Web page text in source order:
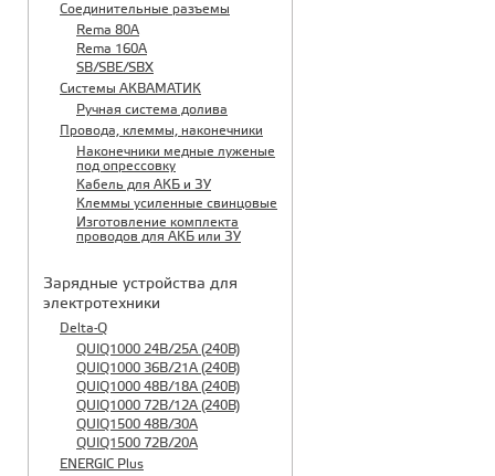
Соединительные разъемы
Rema 80A
Rema 160A
SB/SBE/SBX
Системы АКВАМАТИК
Ручная система долива
Провода, клеммы, наконечники
Наконечники медные луженые
под опрессовку
Кабель для АКБ и ЗУ
Клеммы усиленные свинцовые
Изготовление комплекта
проводов для АКБ или ЗУ
Зарядные устройства для
электротехники
Delta-Q
QUIQ1000 24B/25A (240B)
QUIQ1000 36B/21A (240B)
QUIQ1000 48B/18A (240B)
QUIQ1000 72B/12A (240B)
QUIQ1500 48B/30A
QUIQ1500 72B/20A
ENERGIC Plus